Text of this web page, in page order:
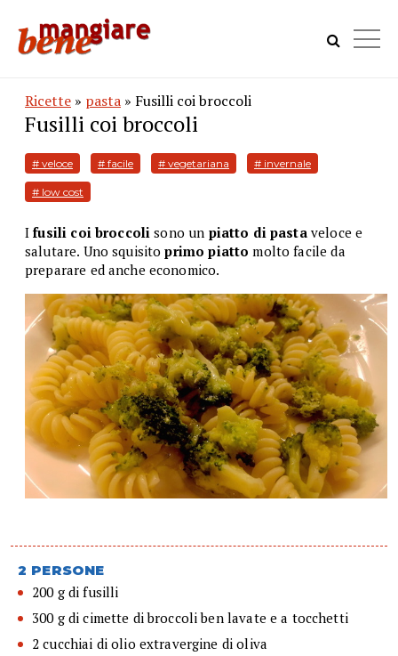
Ricette » pasta » Fusilli coi broccoli
Fusilli coi broccoli
# veloce # facile # vegetariana # invernale
# low cost
Ifusili coi broccolisono un piatto di pastaveloce e
salutare. Uno squisitoprimo piatto molto facile da
preparare ed anche economico.
2 PERSONE
200 g di fusilli
300 g di cimette di broccoli ben lavate e a tocchetti
2 cucchiai di olio extravergine di oliva